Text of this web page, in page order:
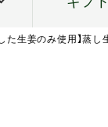
た生姜のみ使用】